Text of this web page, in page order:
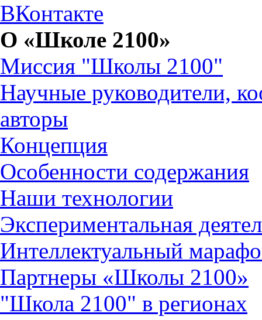
ВКонтакте
О «Школе 2100»
Миссия "Школы 2100"
Научные руководители,
авторы
Концепция
Особенности содержания
Наши технологии
Экспериментальная
Интеллектуальный
Партнеры «Школы 2100»
"Школа 2100" в регионах